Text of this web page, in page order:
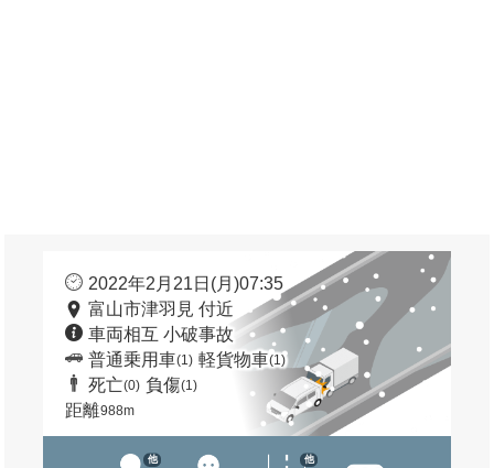
2022年2月21日(月)07:35
富山市津羽見 付近
車両相互 小破事故
普通乗用車(1) 軽貨物車(1)
死亡(0) 負傷(1)
距離988m
他 他